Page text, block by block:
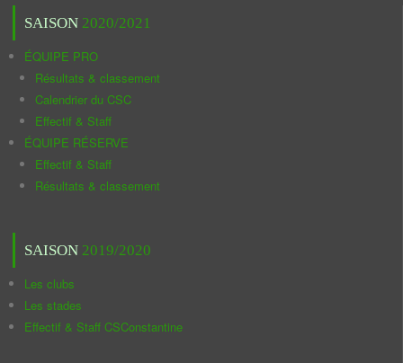
SAISON 2020/2021
ÉQUIPE PRO
Résultats & classement
Calendrier du CSC
Effectif & Staff
ÉQUIPE RÉSERVE
Effectif & Staff
Résultats & classement
SAISON 2019/2020
Les clubs
Les stades
Effectif & Staff CSConstantine